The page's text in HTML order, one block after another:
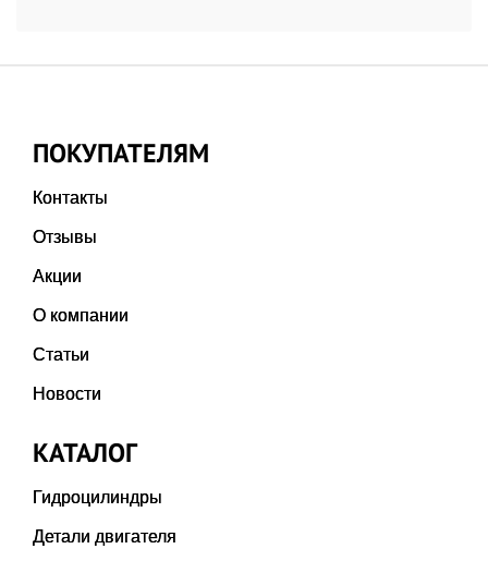
ПОКУПАТЕЛЯМ
Контакты
Отзывы
Акции
О компании
Статьи
Новости
КАТАЛОГ
Гидроцилиндры
Детали двигателя